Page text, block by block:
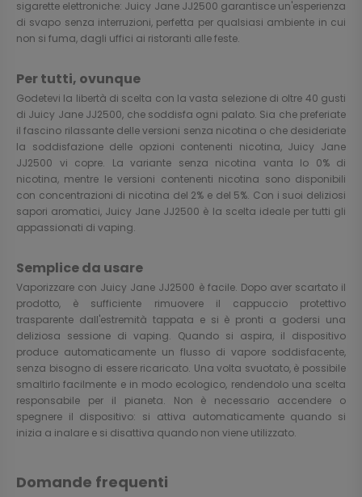
sigarette elettroniche: Juicy Jane JJ2500 garantisce un'esperienza
di svapo senza interruzioni, perfetta per qualsiasi ambiente in cui
non si fuma, dagli uffici ai ristoranti alle feste.
Per tutti, ovunque
Godetevi la libertà di scelta con la vasta selezione di oltre 40 gusti
di Juicy Jane JJ2500, che soddisfa ogni palato. Sia che preferiate
il fascino rilassante delle versioni senza nicotina o che desideriate
la soddisfazione delle opzioni contenenti nicotina, Juicy Jane
JJ2500 vi copre. La variante senza nicotina vanta lo 0% di
nicotina, mentre le versioni contenenti nicotina sono disponibili
con concentrazioni di nicotina del 2% e del 5%. Con i suoi deliziosi
sapori aromatici, Juicy Jane JJ2500 è la scelta ideale per tutti gli
appassionati di vaping.
Semplice da usare
Vaporizzare con Juicy Jane JJ2500 è facile. Dopo aver scartato il
prodotto, è sufficiente rimuovere il cappuccio protettivo
trasparente dall'estremità tappata e si è pronti a godersi una
deliziosa sessione di vaping. Quando si aspira, il dispositivo
produce automaticamente un flusso di vapore soddisfacente,
senza bisogno di essere ricaricato. Una volta svuotato, è possibile
smaltirlo facilmente e in modo ecologico, rendendolo una scelta
responsabile per il pianeta. Non è necessario accendere o
spegnere il dispositivo: si attiva automaticamente quando si
inizia a inalare e si disattiva quando non viene utilizzato.
Domande frequenti